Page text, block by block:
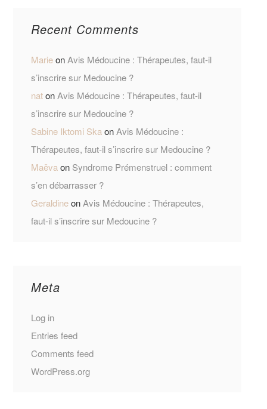
Recent Comments
MarieonAvis Médoucine : Thérapeutes, faut-il
s’inscrire sur Medoucine ?
natonAvis Médoucine : Thérapeutes, faut-il
s’inscrire sur Medoucine ?
Sabine Iktomi SkaonAvis Médoucine :
Thérapeutes, faut-il s’inscrire sur Medoucine ?
Maëvaon Syndrome Prémenstruel : comment
s’en débarrasser ?
GeraldineonAvis Médoucine : Thérapeutes,
faut-il s’inscrire sur Medoucine ?
Meta
Log in
Entries feed
Comments feed
WordPress.org